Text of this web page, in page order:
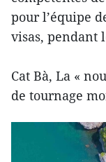
pour l’équipe
visas, pendant
Cat Bà, La «
de tournage